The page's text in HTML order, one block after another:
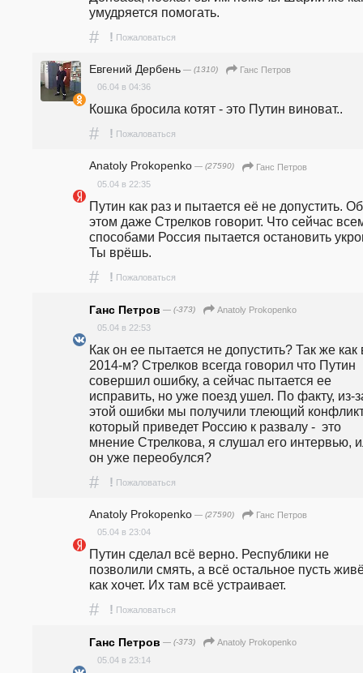
умудряется помогать.
# ! Пожаловаться
Евгений Дербень — (1310)
Ганс Петров
06.04 в 04:36
Кошка бросила котят - это Путин виноват..
# ! Пожаловаться
Anatoly Prokopenko — (27590)
Ганс Петров
05.04 в 22:35
Путин как раз и пытается её не допустить. Об
этом даже Стрелков говорит. Что сейчас
способами Россия пытается остановить
Ты врёшь.
# ! Пожаловаться
Ганс Петров — (-373)
Anatoly Prokopenko
05.04 в 22:53
Как он ее пытается не допустить? Так же как
2014-м? Стрелков всегда говорил что Путин
совершил ошибку, а сейчас пытается ее
исправить, но уже поезд ушел. По факту, из-
этой ошибки мы получили тлеющий
который приведет Россию к развалу -  это
мнение Стрелкова, я слушал его интервью,
он уже переобулся?
# ! Пожаловаться
Anatoly Prokopenko — (27590)
Ганс Петров
05.04 в 23:04
Путин сделал всё верно. Республики не
позволили смять, а всё остальное пусть
как хочет. Их там всё устраивает.
# ! Пожаловаться
Ганс Петров — (-373)
Anatoly Prokopenko
05.04 в 23:14